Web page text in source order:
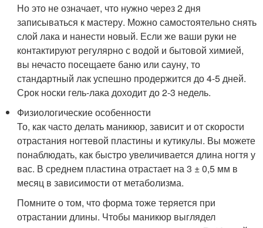
Но это не означает, что нужно через 2 дня
записываться к мастеру. Можно самостоятельно снять
слой лака и нанести новый. Если же ваши руки не
контактируют регулярно с водой и бытовой химией,
вы нечасто посещаете баню или сауну, то
стандартный лак успешно продержится до 4-5 дней.
Срок носки гель-лака доходит до 2-3 недель.
Физиологические особенности
То, как часто делать маникюр, зависит и от скорости
отрастания ногтевой пластины и кутикулы. Вы можете
понаблюдать, как быстро увеличивается длина ногтя у
вас. В среднем пластина отрастает на 3 ± 0,5 мм в
месяц в зависимости от метаболизма.
Помните о том, что форма тоже теряется при
отрастании длины. Чтобы маникюр выглядел